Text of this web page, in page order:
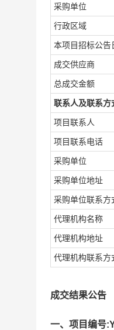
采购单位
行政区域
本项目招标公告
成交供应商
总成交金额
联系人及联系方
项目联系人
项目联系电话
采购单位
采购单位地址
采购单位联系方
代理机构名称
代理机构地址
代理机构联系方
成交结果公告
一、项目编号